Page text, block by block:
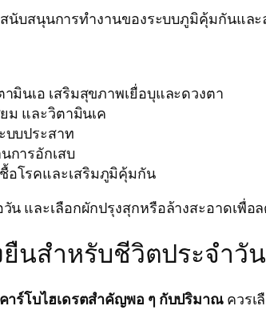
บสนุนการทำงานของระบบภูมิคุ้มกันและ
มินเอ เสริมสุขภาพเยื่อบุและดวงตา
ม และวิตามินเค
บประสาท
การอักเสบ
อโรคและเสริมภูมิคุ้มกัน
น และเลือกผักปรุงสุกหรือล้างสะอาดเพื่
ยืนสำหรับชีวิตประจำวัน
าร์โบไฮเดรตสำคัญพอ ๆ กับปริมาณควรเ